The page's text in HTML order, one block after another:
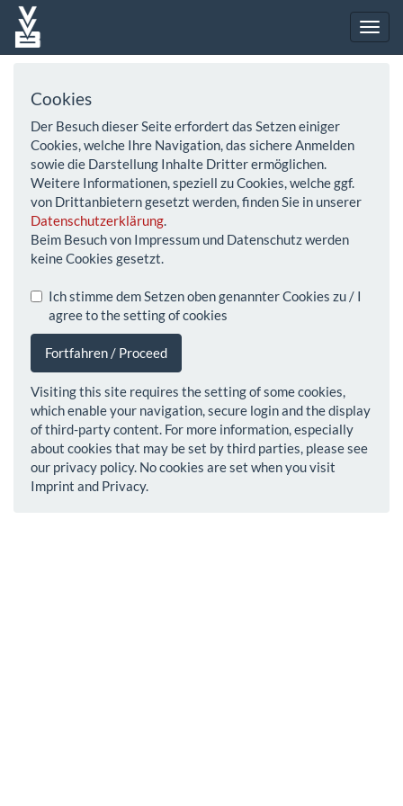
Cookies
Der Besuch dieser Seite erfordert das Setzen einiger
Cookies, welche Ihre Navigation, das sichere Anmelden
sowie die Darstellung Inhalte Dritter ermöglichen.
Weitere Informationen, speziell zu Cookies, welche ggf.
von Drittanbietern gesetzt werden, finden Sie in unserer
Datenschutzerklärung.
Beim Besuch von Impressum und Datenschutz werden
keine Cookies gesetzt.
Ich stimme dem Setzen oben genannter Cookies zu / I
agree to the setting of cookies
Fortfahren / Proceed
Visiting this site requires the setting of some cookies,
which enable your navigation, secure login and the display
of third-party content. For more information, especially
about cookies that may be set by third parties, please see
our privacy policy. No cookies are set when you visit
Imprint and Privacy.